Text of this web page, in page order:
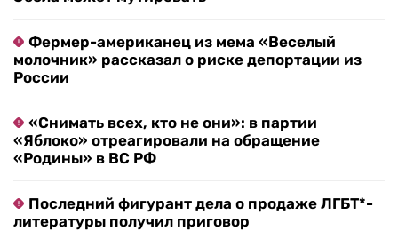
Фермер-американец из мема «Веселый
молочник» рассказал о риске депортации из
России
«Снимать всех, кто не они»: в партии
«Яблоко» отреагировали на обращение
«Родины» в ВС РФ
Последний фигурант дела о продаже ЛГБТ*-
литературы получил приговор